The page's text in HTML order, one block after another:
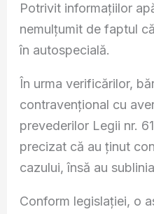
Potrivit informațiilor
nemulțumit de faptul
în autospecială.
În urma verificărilor,
contravențional cu
prevederilor Legii nr.
precizat că au ținut
cazului, însă au
Conform legislației, o